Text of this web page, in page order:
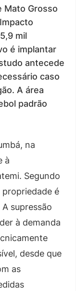
Mato Grosso
mil
é implantar
antecede
caso
A área
padrão
na
à
Segundo
propriedade é
supressão
à demanda
desde que
as